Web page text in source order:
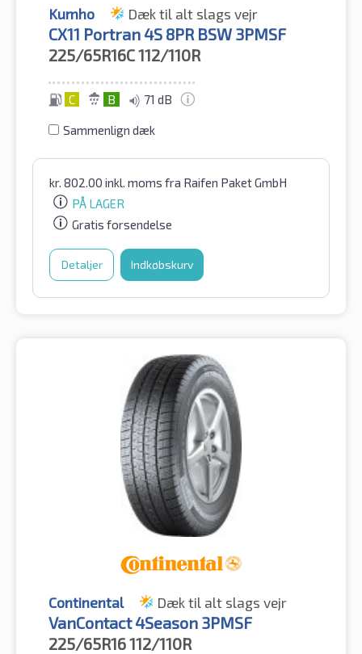
Kumho Dæk til alt slags vejr
CX11 Portran 4S 8PR BSW 3PMSF
225/65R16C112/110R
C B 71 dB
Sammenlign dæk
kr. 802.00 inkl. moms fra Raifen Paket GmbH
PÅ LAGER
Gratis forsendelse
Detaljer Indkøbskurv
Continental Dæk til alt slags vejr
VanContact 4Season 3PMSF
225/65R16112/110R